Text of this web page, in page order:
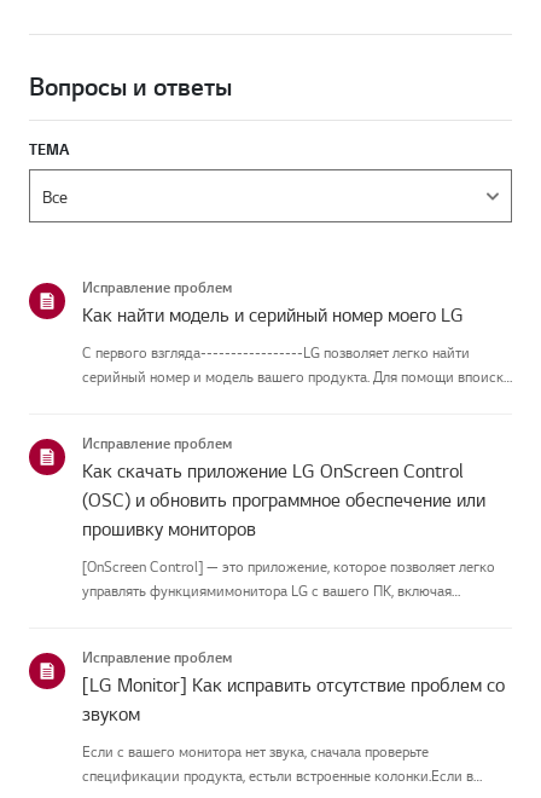
Вопросы и ответы
ТЕМА
Исправление проблем
Как найти модель и серийный номер моего LG
С первого взгляда-----------------LG позволяет легко найти
серийный номер и модель вашего продукта. Для помощи впоиске
руководство создано...
Исправление проблем
Как скачать приложение LG OnScreen Control
(OSC) и обновить программное обеспечение или
прошивку мониторов
[OnScreen Control] — это приложение, которое позволяет легко
управлять функциямимонитора LG с вашего ПК, включая
приложение для вашей ...
Исправление проблем
[LG Monitor] Как исправить отсутствие проблем со
звуком
Если с вашего монитора нет звука, сначала проверьте
спецификации продукта, естьли встроенные колонки.Если в